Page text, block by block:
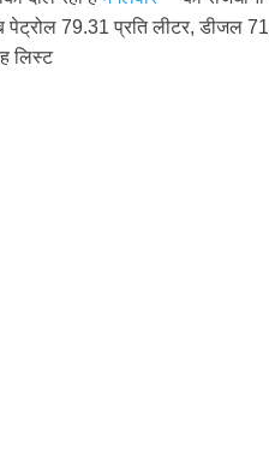
पेट्रोल 79.31 प्रति लीटर, डीजल
लिस्ट